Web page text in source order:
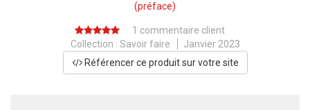
(préface)
1 commentaire client
Collection : Savoir faire
Janvier 2023
Référencer ce produit sur votre site